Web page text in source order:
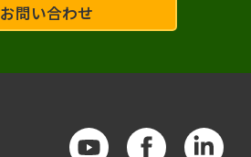
お問い合わせ